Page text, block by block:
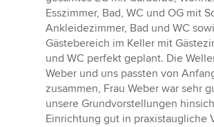
Esszimmer, Bad, WC und OG mit
Ankleidezimmer, Bad und WC
Gästebereich im Keller mit
und WC perfekt geplant. Die
Weber und uns passten von
zusammen, Frau Weber war sehr
unsere Grundvorstellungen
Einrichtung gut in praxistaugliche